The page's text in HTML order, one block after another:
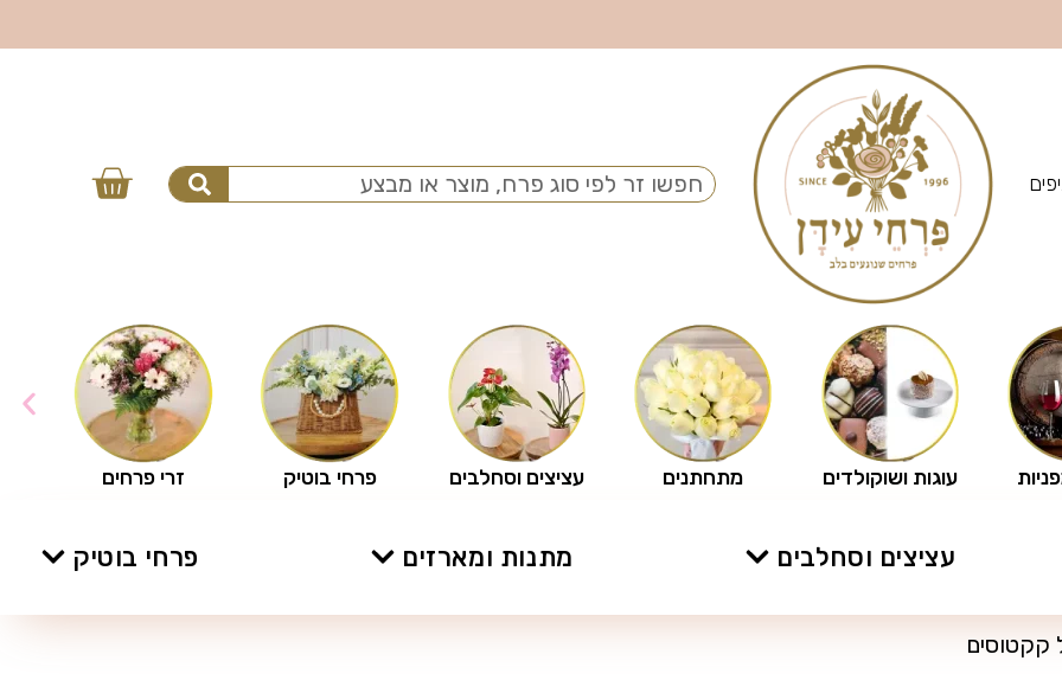
זרי פרחים פרחי בוטיק עציצים וסחלבים מתחתנים עוגות ושוקולדים
עציצים וסחלבים מתנות ומארזים פרחי בוטיק
קקטוסים